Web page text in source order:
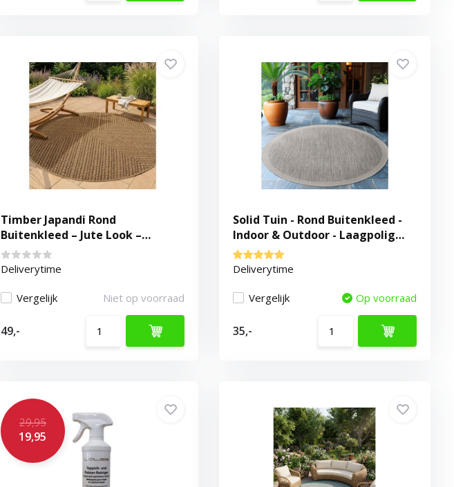
Timber Japandi Rond
Buitenkleed – Jute Look –
Weerbestendig – Beige
Deliverytime
Vergelijk Niet op voorraad
49,-
Solid Tuin - Rond Buitenkleed -
Indoor & Outdoor - Laagpolig
Effen - Grijs
Deliverytime
Vergelijk Op voorraad
35,-
29,95
19,95